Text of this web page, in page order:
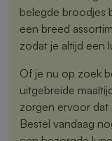
belegde broodjes
een breed
zodat je altijd een
Of je nu op zoek
uitgebreide
zorgen ervoor dat
Bestel vandaag